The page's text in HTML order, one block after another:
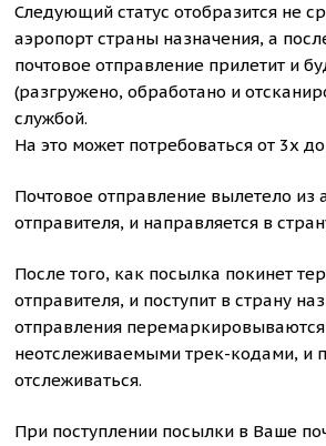
Следующий статус отобразится не
аэропорт страны назначения, а
почтовое отправление прилетит и
(разгружено, обработано и
службой.
На это может потребоваться от 3х
Почтовое отправление вылетело из
отправителя, и направляется в
После того, как посылка покинет
отправителя, и поступит в страну
отправления перемаркировываются
неотслеживаемыми трек-кодами, и
отслеживаться.
При поступлении посылки в Ваше